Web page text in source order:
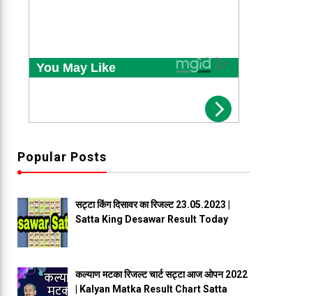
Popular Posts
सट्टा किंग दिसावर का रिजल्ट 23.05.2023 |
Satta King Desawar Result Today
कल्याण मटका रिजल्ट चार्ट सट्टा आज ओपन 2022
| Kalyan Matka Result Chart Satta